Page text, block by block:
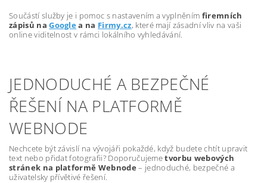
Součástí služby je i pomoc s nastavením a vyplněním firemních
zápisů naGooglea na Firmy.cz, které mají zásadní vliv na vaši
online viditelnost v rámci lokálního vyhledávání.
JEDNODUCHÉ A BEZPEČNÉ
ŘEŠENÍ NA PLATFORMĚ
WEBNODE
Nechcete být závislí na vývojáři pokaždé, když budete chtít upravit
text nebo přidat fotografii? Doporučujemetvorbu webových
stránek na platformě Webnode – jednoduché, bezpečné a
uživatelsky přívětivé řešení.